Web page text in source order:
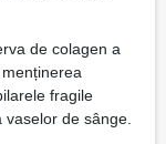
de colagen a
fragile
de sânge.